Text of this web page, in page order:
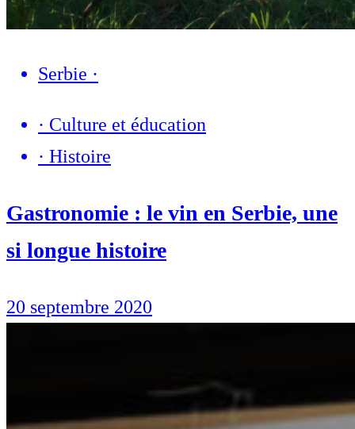
Serbie ·
· Culture et éducation
· Histoire
Gastronomie : le vin en Serbie, une
si longue histoire
20 septembre 2020